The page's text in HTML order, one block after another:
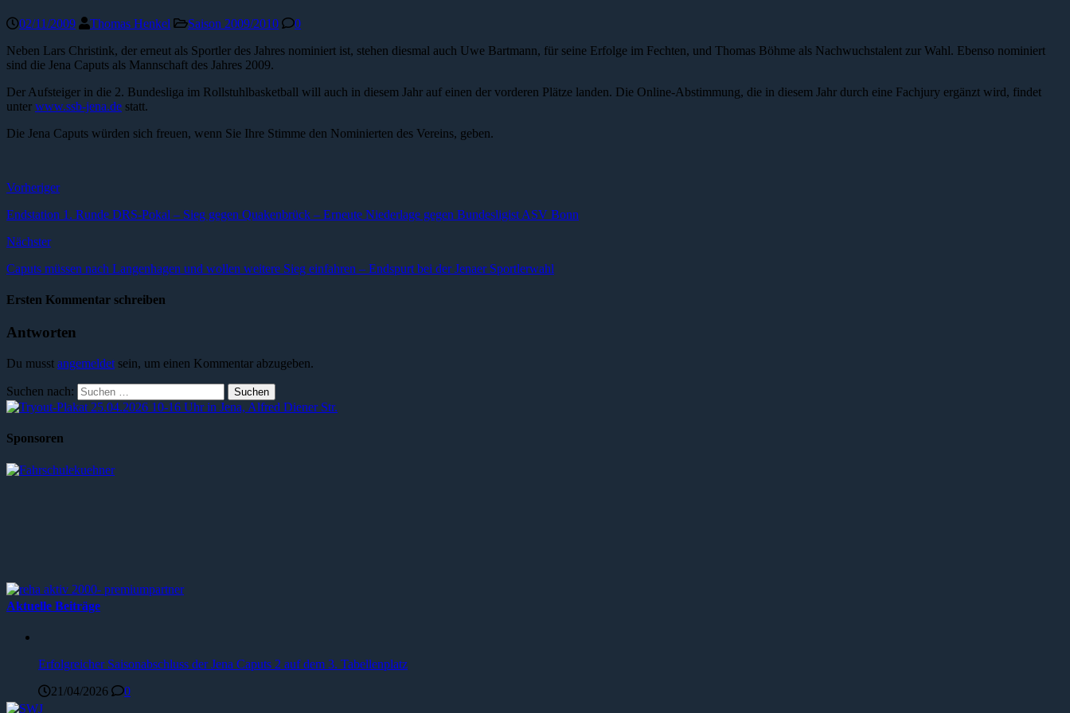
02/11/2009 Thomas Henkel Saison 2009/2010
0
Neben Lars Christink, der erneut als Sportler des Jahres nominiert ist, stehen diesmal auch Uwe Bartmann, für seine Erfolge im Fechten, und Thomas Böhme als Nachwuchstalent zur Wahl. Ebenso nominiert
sind die Jena Caputs als Mannschaft des Jahres 2009.
Der Aufsteiger in die 2. Bundesliga im Rollstuhlbasketball will auch in diesem Jahr auf einen der vorderen Plätze landen. Die Online-Abstimmung, die in diesem Jahr durch eine Fachjury ergänzt wird, findet
unter www.ssb-jena.de statt.
Die Jena Caputs würden sich freuen, wenn Sie Ihre Stimme den Nominierten des Vereins, geben.
Vorheriger
Endstation 1. Runde DRS-Pokal – Sieg gegen Quakenbrück – Erneute Niederlage gegen Bundesligist ASV Bonn
Nächster
Caputs müssen nach Langenhagen und wollen weitere Sieg einfahren – Endspurt bei der Jenaer Sportlerwahl
Ersten Kommentar schreiben
Antworten
Du musst angemeldet sein, um einen Kommentar abzugeben.
Suchen nach:
Sponsoren
Aktuelle Beiträge
Erfolgreicher Saisonabschluss der Jena Caputs 2 auf dem 3. Tabellenplatz
21/04/2026
0